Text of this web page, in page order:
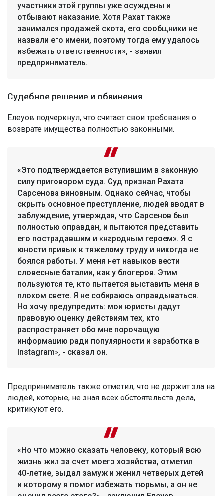
участники этой группы уже осуждены и
отбывают наказание. Хотя Рахат также
занимался продажей скота, его сообщники не
назвали его имени, поэтому тогда ему удалось
избежать ответственности», - заявил
предприниматель.
Судебное решение и обвинения
Елеуов подчеркнул, что считает свои требования о
возврате имущества полностью законными.
«Это подтверждается вступившим в законную
силу приговором суда. Суд признал Рахата
Сарсенова виновным. Однако сейчас, чтобы
скрыть основное преступление, людей вводят в
заблуждение, утверждая, что Сарсенов был
полностью оправдан, и пытаются представить
его пострадавшим и «народным героем». Я с
юности привык к тяжелому труду и никогда не
боялся работы. У меня нет навыков вести
словесные баталии, как у блогеров. Этим
пользуются те, кто пытается выставить меня в
плохом свете. Я не собираюсь оправдываться.
Но хочу предупредить: мои юристы дадут
правовую оценку действиям тех, кто
распространяет обо мне порочащую
информацию ради популярности и заработка в
Instagram», - сказал он.
Предприниматель также отметил, что не держит зла на
людей, которые, не зная всех обстоятельств дела,
критикуют его.
«Но что можно сказать человеку, который всю
жизнь жил за счет моего хозяйства, отметил
40-летие, выдал замуж и женил четверых детей
и которому я помог избежать тюрьмы, а он не